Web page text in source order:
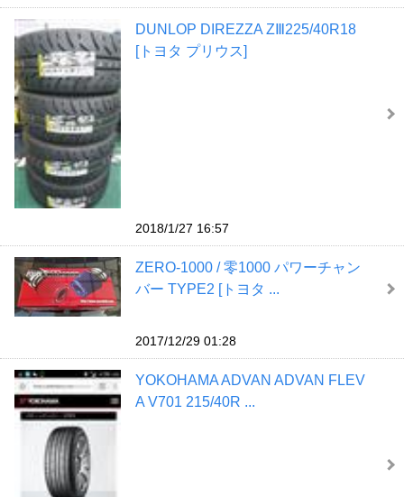
DUNLOP DIREZZA ZⅢ225/40R18
[トヨタ プリウス]
2018/1/27 16:57
ZERO-1000 / 零1000 パワーチャン
バー TYPE2 [トヨタ ...
2017/12/29 01:28
YOKOHAMA ADVAN ADVAN FLEV
A V701 215/40R ...